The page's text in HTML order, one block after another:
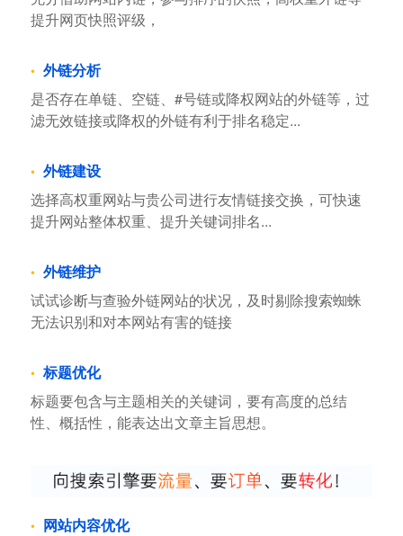
提升网页快照评级，
外链分析
是否存在单链、空链、#号链或降权网站的外链等，过
滤无效链接或降权的外链有利于排名稳定...
外链建设
选择高权重网站与贵公司进行友情链接交换，可快速
提升网站整体权重、提升关键词排名...
外链维护
试试诊断与查验外链网站的状况，及时剔除搜索蜘蛛
无法识别和对本网站有害的链接
标题优化
标题要包含与主题相关的关键词，要有高度的总结
性、概括性，能表达出文章主旨思想。
网站内容优化